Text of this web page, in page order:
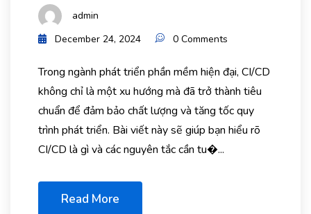
admin
December 24, 2024
0 Comments
Trong ngành phát triển phần mềm hiện đại, CI/CD
không chỉ là một xu hướng mà đã trở thành tiêu
chuẩn để đảm bảo chất lượng và tăng tốc quy
trình phát triển. Bài viết này sẽ giúp bạn hiểu rõ
CI/CD là gì và các nguyên tắc cần tu�...
Read More